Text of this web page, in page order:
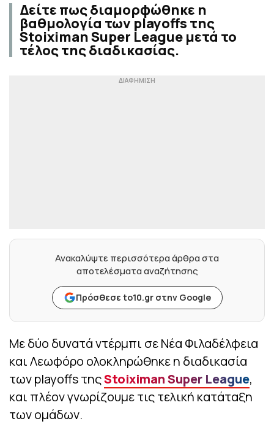
Δείτε πως διαμορφώθηκε η
βαθμολογία των playoffs της
Stoiximan Super League μετά το
τέλος της διαδικασίας.
Ανακαλύψτε περισσότερα άρθρα στα
αποτελέσματα αναζήτησης
Πρόσθεσε to10.gr στην Google
Με δύο δυνατά ντέρμπι σε Νέα Φιλαδέλφεια
και Λεωφόρο ολοκληρώθηκε η διαδικασία
των playoffs τηςStoiximan Super League,
και πλέον γνωρίζουμε τις τελική κατάταξη
των ομάδων.